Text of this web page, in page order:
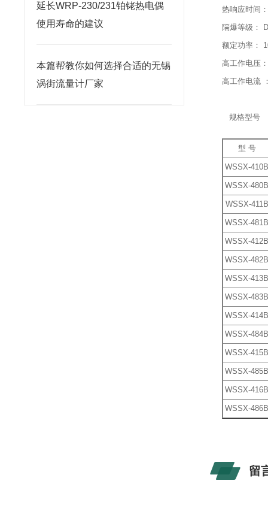
延长WRP-230/231铂铑热电偶
使用寿命的建议
本篇帮教你如何选择合适的无锡
涡街流量计厂家
热响应时间
隔爆等级：
额定功率：
高工作电压
高工作电流
规格型号
型 号
WSSX-
WSSX-
WSSX-411B
WSSX-
WSSX-
WSSX-
WSSX-
WSSX-
WSSX-
WSSX-
WSSX-
WSSX-
WSSX-
WSSX-
留